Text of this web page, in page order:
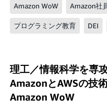
Amazon WoW Amazon社
プログラミング教育 DEI
理工／情報科学を専
AmazonとAWSの技
Amazon WoW